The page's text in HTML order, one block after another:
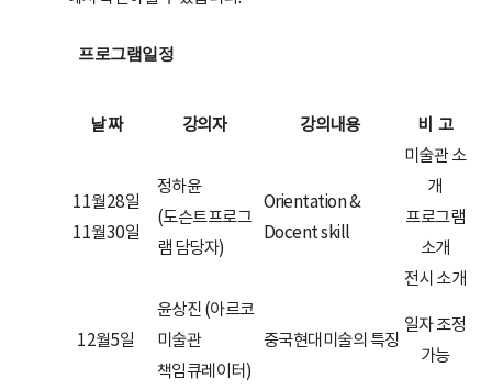
프로그램일정
날 짜 강의자 강의내용 비 고
11월28일
11월30일
정하윤
(도슨트프로그
램 담당자)
Orientation &
Docent skill
미술관 소
개
프로그램
소개
전시 소개
12월5일
윤상진 (아르코
미술관
책임큐레이터)
중국현대미술의 특징
일자 조정
가능